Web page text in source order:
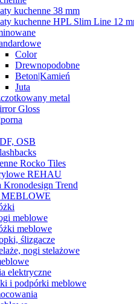
kuchenne 38 mm
kuchenne HPL Slim Line 12
Color
Drewnopodobne
Beton|Kamień
Juta
metal
Gloss
OSB
Rocko Tiles
REHAU
Kronodesign Trend
meblowe
meblowe
ślizgacze
nogi stelażowe
elektryczne
i podpórki meblowe